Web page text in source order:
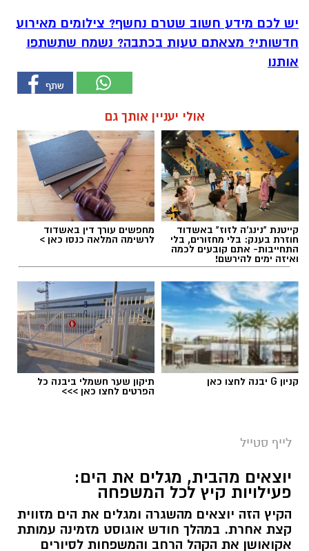
יש לכם מידע חשוב שטרם נחשף? צילומים מאירוע
חדשותי? מצאתם טעות בכתבה? נשמח שתשתפו
אותנו
אולי יעניין אותך גם
קייטנת "נינג'ה לזוז" באשדוד
חוזרת בענק: בלי מחזורים, בלי
התחייבות- אתם קובעים לכמה
ואיזה ימים להירשם!
מחפשים עורך דין באשדוד
לרשימה המלאה כנסו כאן >
קניון G יבנה לחצו כאן תיקון שער חשמלי ביבנה כל
הפרטים לחצו כאן >>>
לייף סטייל
יוצאים מהבית, מגלים את הים:
פעילויות קיץ לכל המשפחה
הקיץ הזה יוצאים מהשגרה ומגלים את הים מזווית
קצת אחרת. במהלך חודש אוגוסט מזמינה עמותת
אקואושן את הקהל הרחב והמשפחות לסיורים